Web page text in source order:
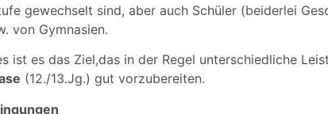
gewechselt sind, aber auch Schüler (beiderlei
von Gymnasien.
ist es das Ziel,das in der Regel unterschiedliche
(12./13.Jg.) gut vorzubereiten.